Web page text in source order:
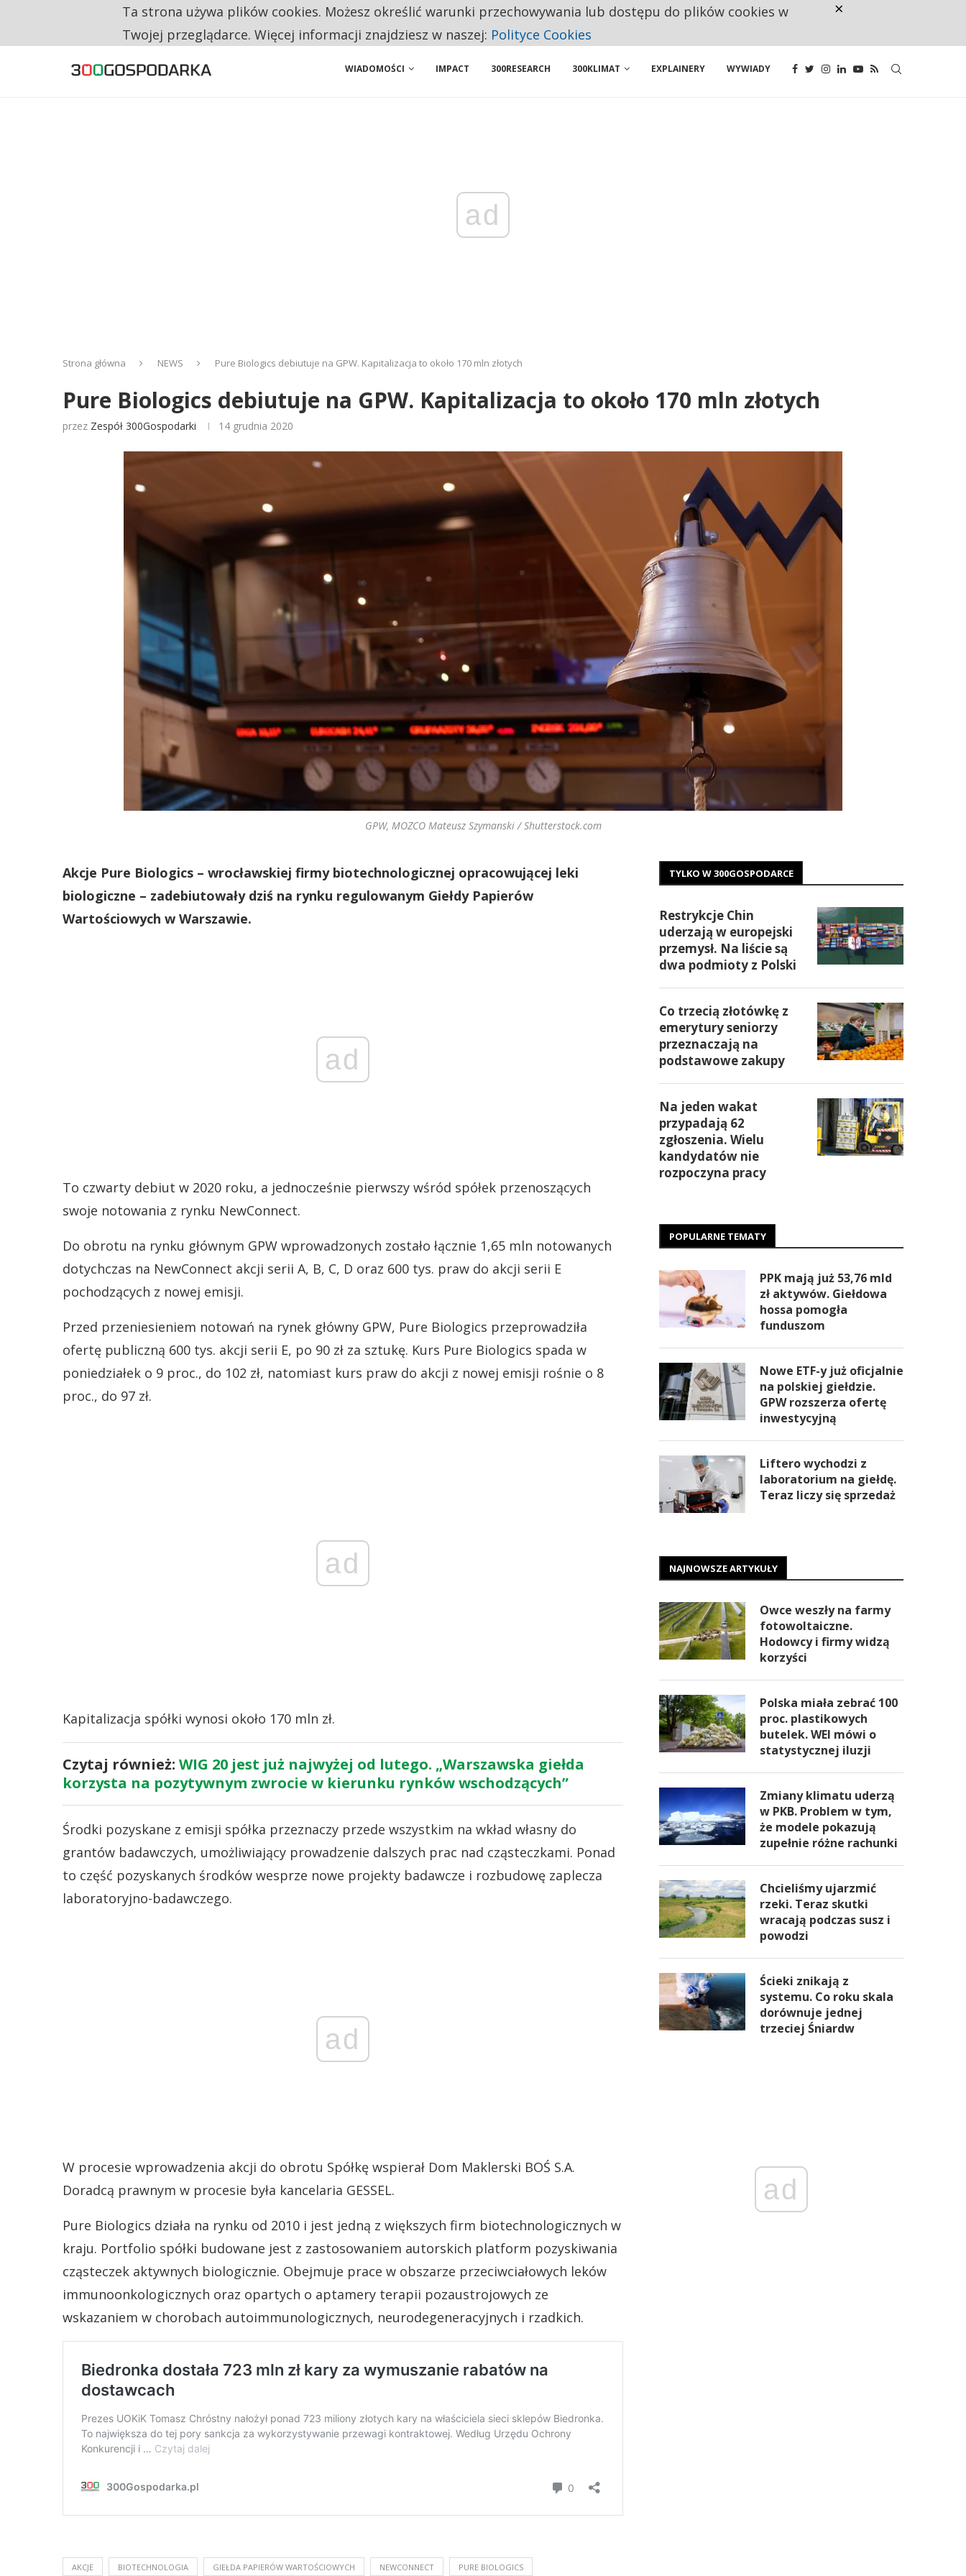
NA JEDEN WAKAT PRZYPADAJĄ 62 ZGŁOSZENIA. WIELU KANDYDATÓW NIE ROZPOCZYNA PRACY
WIADOMOŚCI IMPACT 300RESEARCH 300KLIMAT EXPLAINERY WYWIADY
ad
Strona główna NEWS Pure Biologics debiutuje na GPW. Kapitalizacja to około 170 mln złotych
Pure Biologics debiutuje na GPW. Kapitalizacja to około 170 mln złotych
przez Zespół 300Gospodarki 14 grudnia 2020
GPW, MOZCO Mateusz Szymanski / Shutterstock.com
Akcje Pure Biologics – wrocławskiej firmy biotechnologicznej opracowującej leki
biologiczne – zadebiutowały dziś na rynku regulowanym Giełdy Papierów
Wartościowych w Warszawie.
ad
To czwarty debiut w 2020 roku, a jednocześnie pierwszy wśród spółek przenoszących
swoje notowania z rynku NewConnect.
Do obrotu na rynku głównym GPW wprowadzonych zostało łącznie 1,65 mln notowanych
dotychczas na NewConnect akcji serii A, B, C, D oraz 600 tys. praw do akcji serii E
pochodzących z nowej emisji.
Przed przeniesieniem notowań na rynek główny GPW, Pure Biologics przeprowadziła
ofertę publiczną 600 tys. akcji serii E, po 90 zł za sztukę. Kurs Pure Biologics spada w
poniedziałek o 9 proc., do 102 zł, natomiast kurs praw do akcji z nowej emisji rośnie o 8
proc., do 97 zł.
ad
Kapitalizacja spółki wynosi około 170 mln zł.
Czytaj również: WIG 20 jest już najwyżej od lutego. „Warszawska giełda
korzysta na pozytywnym zwrocie w kierunku rynków wschodzących”
Środki pozyskane z emisji spółka przeznaczy przede wszystkim na wkład własny do
grantów badawczych, umożliwiający prowadzenie dalszych prac nad cząsteczkami. Ponad
to część pozyskanych środków wesprze nowe projekty badawcze i rozbudowę zaplecza
laboratoryjno-badawczego.
ad
W procesie wprowadzenia akcji do obrotu Spółkę wspierał Dom Maklerski BOŚ S.A.
Doradcą prawnym w procesie była kancelaria GESSEL.
Pure Biologics działa na rynku od 2010 i jest jedną z większych firm biotechnologicznych w
kraju. Portfolio spółki budowane jest z zastosowaniem autorskich platform pozyskiwania
cząsteczek aktywnych biologicznie. Obejmuje prace w obszarze przeciwciałowych leków
immunoonkologicznych oraz opartych o aptamery terapii pozaustrojowych ze
wskazaniem w chorobach autoimmunologicznych, neurodegeneracyjnych i rzadkich.
AKCJE BIOTECHNOLOGIA GIEŁDA PAPIERÓW WARTOŚCIOWYCH NEWCONNECT PURE BIOLOGICS
TYLKO W 300GOSPODARCE
Restrykcje Chin
uderzają w europejski
przemysł. Na liście są
dwa podmioty z Polski
Co trzecią złotówkę z
emerytury seniorzy
przeznaczają na
podstawowe zakupy
Na jeden wakat
przypadają 62
zgłoszenia. Wielu
kandydatów nie
rozpoczyna pracy
POPULARNE TEMATY
PPK mają już 53,76 mld
zł aktywów. Giełdowa
hossa pomogła
funduszom
Nowe ETF-y już oficjalnie
na polskiej giełdzie.
GPW rozszerza ofertę
inwestycyjną
Liftero wychodzi z
laboratorium na giełdę.
Teraz liczy się sprzedaż
NAJNOWSZE ARTYKUŁY
Owce weszły na farmy
fotowoltaiczne.
Hodowcy i firmy widzą
korzyści
Polska miała zebrać 100
proc. plastikowych
butelek. WEI mówi o
statystycznej iluzji
Zmiany klimatu uderzą
w PKB. Problem w tym,
że modele pokazują
zupełnie różne rachunki
Chcieliśmy ujarzmić
rzeki. Teraz skutki
wracają podczas susz i
powodzi
Ścieki znikają z
systemu. Co roku skala
dorównuje jednej
trzeciej Śniardw
ad
Ta strona używa plików cookies. Możesz określić warunki przechowywania lub dostępu do plików cookies w
Twojej przeglądarce. Więcej informacji znajdziesz w naszej: Polityce Cookies
×